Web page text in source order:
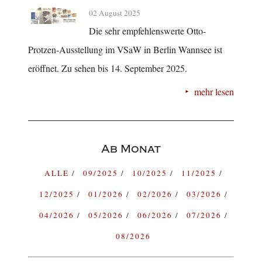
02 August 2025
Die sehr empfehlenswerte Otto-
Protzen-Ausstellung im VSaW in Berlin Wannsee ist
eröffnet. Zu sehen bis 14. September 2025.
mehr lesen
Ab Monat
ALLE 09/2025 10/2025
11/2025
12/2025
01/2026 02/2026
03/2026
04/2026
05/2026 06/2026
07/2026
08/2026